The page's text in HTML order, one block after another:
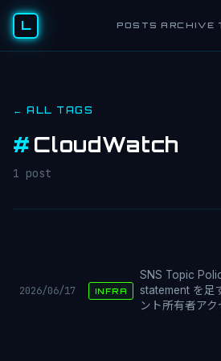
L POSTS ARCHIVE
← ALL TAGS
# CloudWatch
1 post
2026/06/17 INFRA
SNS Topic
statement を足
ント所有者ア